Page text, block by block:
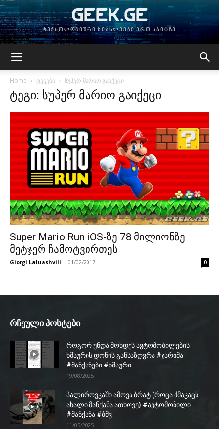
GEEK.GE
ტექნოლოგიური სიახლეები ერთ საიტზე
Home ტეგები სუპერ მარიო გაიქეცი
ტეგი: სუპერ მარიო გაიქეცი
Super Mario Run iOS-ზე 78 მილიონზე
მეტჯერ ჩამოტვირთეს
Giorgi Laluashvili - 01/02/2017 0
რჩეული პოსტები
როგორ უნდა მოხდეს ავტომობილების
ხმაურის დონის განსაზღვრა #ჯარიმა
#მანქანები #ხმაური
19/08/2025
პალიროვკაში ამოვა ბრატ (როცა ძმაკაცს
ახალი მანქანა ათხოვე) #ავტომობილი
#მანქანა #ბმვ
11/05/2025